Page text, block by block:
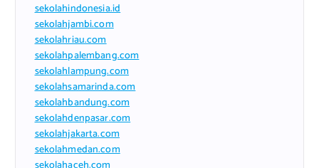
sekolahindonesia.id
sekolahjambi.com
sekolahriau.com
sekolahpalembang.com
sekolahlampung.com
sekolahsamarinda.com
sekolahbandung.com
sekolahdenpasar.com
sekolahjakarta.com
sekolahmedan.com